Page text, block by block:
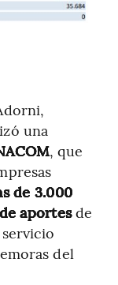
una
, que
de 3.000
aportesde
del